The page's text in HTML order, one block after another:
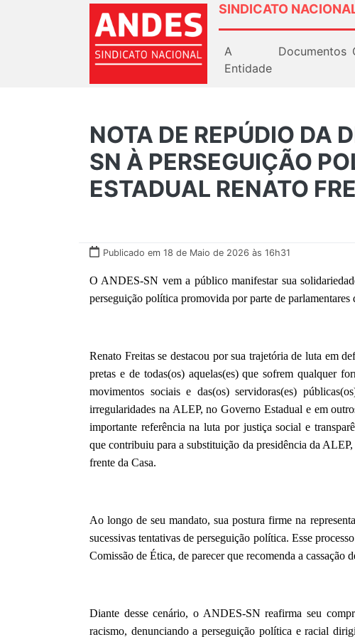
SINDICATO
A
Entidade
Documentos
NOTA DE REPÚDIO DA
SN À PERSEGUIÇÃO
ESTADUAL RENATO
Publicado em 18 de Maio de 2026 às 16h31
O ANDES-SN vem a público manifestar sua
perseguição política promovida por parte de
Renato Freitas se destacou por sua trajetória de luta em
pretas e de todas(os) aquelas(es) que sofrem qualquer
movimentos sociais e das(os) servidoras(es)
irregularidades na ALEP, no Governo Estadual e em
importante referência na luta por justiça social e
que contribuiu para a substituição da presidência da
frente da Casa.
Ao longo de seu mandato, sua postura firme na
sucessivas tentativas de perseguição política. Esse
Comissão de Ética, de parecer que recomenda a cassação
Diante desse cenário, o ANDES-SN reafirma seu
racismo, denunciando a perseguição política e racial